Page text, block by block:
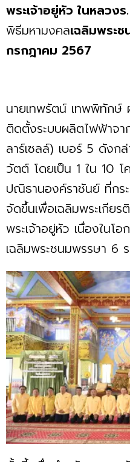
พระเจ้าอยู่หัว ในหลวงร
พิธีมหามงคลเฉลิมพระ
กรกฎาคม 2567
นายเทพรัตน์ เทพพิทักษ์
ติดตั้งระบบผลิตไฟฟ้าจ
ลาร์เซลล์) เบอร์ 5 ดัง
วัตต์ โดยเป็น 1 ใน 10 โ
ปณิธานองค์ราชันย์ ที่กร
จัดขึ้นเพื่อเฉลิมพระเกียร
พระเจ้าอยู่หัว เนื่องในโ
เฉลิมพระชนมพรรษา 6